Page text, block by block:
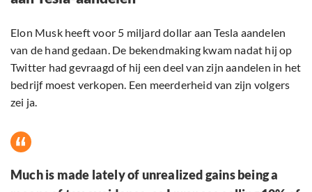
Elon Musk heeft voor 5 miljard dollar aan Tesla aandelen
van de hand gedaan. De bekendmaking kwam nadat hij op
Twitter had gevraagd of hij een deel van zijn aandelen in het
bedrijf moest verkopen. Een meerderheid van zijn volgers
zei ja.
Much is made lately of unrealized gains being a